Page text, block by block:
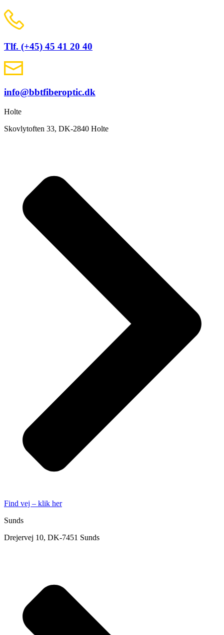
Tlf. (+45) 45 41 20 40
info@bbtfiberoptic.dk
Holte
Skovlytoften 33, DK-2840 Holte
Find vej – klik her
Sunds
Drejervej 10, DK-7451 Sunds